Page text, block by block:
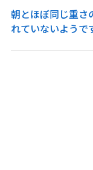
朝とほぼ同じ重さ
れていないようで